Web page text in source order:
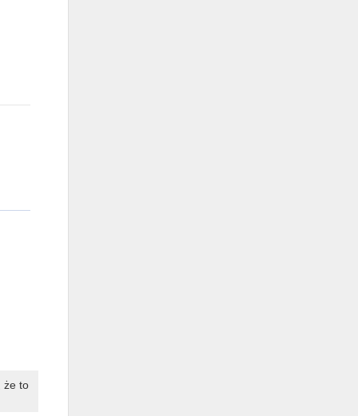
że to